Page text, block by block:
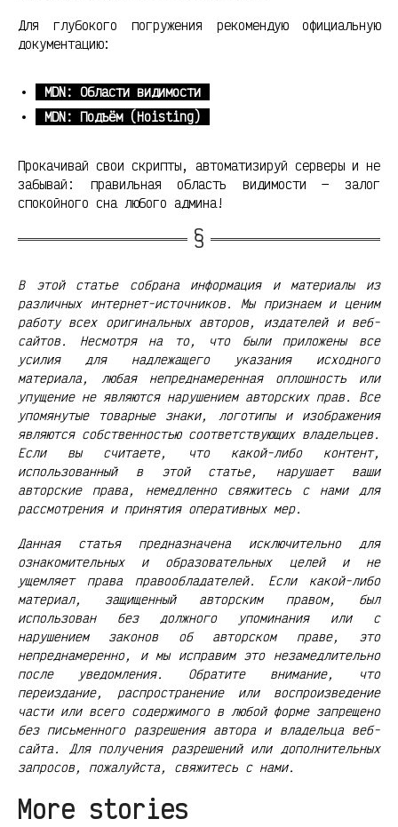
Для глубокого погружения рекомендую официальную
документацию:
MDN: Области видимости
MDN: Подъём (Hoisting)
Прокачивай свои скрипты, автоматизируй серверы и не
забывай: правильная область видимости — залог
спокойного сна любого админа!
В этой статье собрана информация и материалы из
различных интернет-источников. Мы признаем и ценим
работу всех оригинальных авторов, издателей и веб-
сайтов. Несмотря на то, что были приложены все
усилия для надлежащего указания исходного
материала, любая непреднамеренная оплошность или
упущение не являются нарушением авторских прав. Все
упомянутые товарные знаки, логотипы и изображения
являются собственностью соответствующих владельцев.
Если вы считаете, что какой-либо контент,
использованный в этой статье, нарушает ваши
авторские права, немедленно свяжитесь с нами для
рассмотрения и принятия оперативных мер.
Данная статья предназначена исключительно для
ознакомительных и образовательных целей и не
ущемляет права правообладателей. Если какой-либо
материал, защищенный авторским правом, был
использован без должного упоминания или с
нарушением законов об авторском праве, это
непреднамеренно, и мы исправим это незамедлительно
после уведомления. Обратите внимание, что
переиздание, распространение или воспроизведение
части или всего содержимого в любой форме запрещено
без письменного разрешения автора и владельца веб-
сайта. Для получения разрешений или дополнительных
запросов, пожалуйста, свяжитесь с нами.
More stories